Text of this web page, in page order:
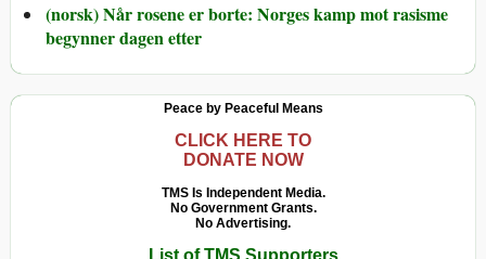
(norsk) Når rosene er borte: Norges kamp mot rasisme
begynner dagen etter
Peace by Peaceful Means
CLICK HERE TO
DONATE NOW
TMS Is Independent Media.
No Government Grants.
No Advertising.
List of TMS Supporters